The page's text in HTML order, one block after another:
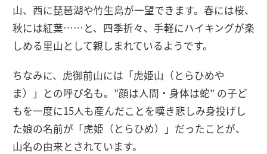
山、西に琵琶湖や竹生島が一望できます。春には桜、
秋には紅葉……と、四季折々、手軽にハイキングが楽
しめる里山として親しまれているようです。
ちなみに、虎御前山には「虎姫山（とらひめや
ま）」との呼び名も。”顔は人間・身体は蛇” の子ど
もを一度に15人も産んだことを嘆き悲しみ身投げし
た娘の名前が「虎姫（とらひめ）」だったことが、
山名の由来とされています。